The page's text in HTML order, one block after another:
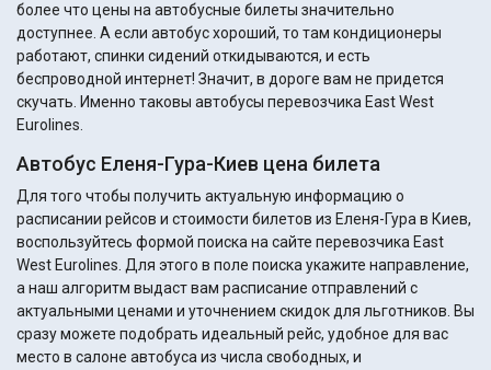
более что цены на автобусные билеты значительно
доступнее. А если автобус хороший, то там кондиционеры
работают, спинки сидений откидываются, и есть
беспроводной интернет! Значит, в дороге вам не придется
скучать. Именно таковы автобусы перевозчика East West
Eurolines.
Автобус Еленя-Гура-Киев цена билета
Для того чтобы получить актуальную информацию о
расписании рейсов и стоимости билетов из Еленя-Гура в Киев,
воспользуйтесь формой поиска на сайте перевозчика East
West Eurolines. Для этого в поле поиска укажите направление,
а наш алгоритм выдаст вам расписание отправлений с
актуальными ценами и уточнением скидок для льготников. Вы
сразу можете подобрать идеальный рейс, удобное для вас
место в салоне автобуса из числа свободных, и